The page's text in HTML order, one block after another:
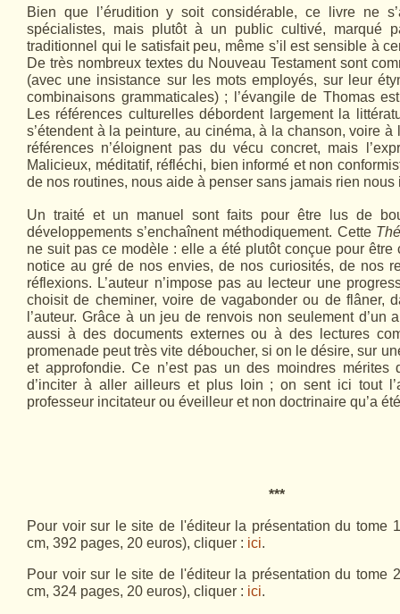
Bien que l’érudition y soit considérable, ce livre ne
spécialistes, mais plutôt à un public cultivé, marqué
traditionnel qui le satisfait peu, même s’il est sensible à
De très nombreux textes du Nouveau Testament sont
(avec une insistance sur les mots employés, sur leur
combinaisons grammaticales) ; l’évangile de Thomas
Les références culturelles débordent largement la
s’étendent à la peinture, au cinéma, à la chanson, voire
références n’éloignent pas du vécu concret, mais
Malicieux, méditatif, réfléchi, bien informé et non
de nos routines, nous aide à penser sans jamais rien nous
Un traité et un manuel sont faits pour être lus de
développements s’enchaînent méthodiquement. Cette
ne suit pas ce modèle : elle a été plutôt conçue pour être
notice au gré de nos envies, de nos curiosités, de nos
réflexions. L’auteur n’impose pas au lecteur une
choisit de cheminer, voire de vagabonder ou de flâner,
l’auteur. Grâce à un jeu de renvois non seulement d’un
aussi à des documents externes ou à des lectures
promenade peut très vite déboucher, si on le désire, sur
et approfondie. Ce n’est pas un des moindres mérites
d’inciter à aller ailleurs et plus loin ; on sent ici tout
professeur incitateur ou éveilleur et non doctrinaire qu’a
***
Pour voir sur le site de l'éditeur la présentation du tome
cm, 392 pages, 20 euros), cliquer : ici.
Pour voir sur le site de l'éditeur la présentation du tome
cm, 324 pages, 20 euros), cliquer : ici.